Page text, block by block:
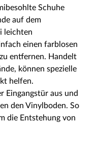
Schuhe
auf dem
leichten
einen farblosen
entfernen. Handelt
können spezielle
helfen.
Eingangstür aus und
den Vinylboden. So
die Entstehung von